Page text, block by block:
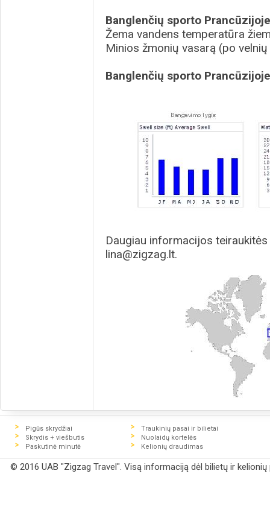
Banglenčių sporto
Žema vandens temperatūra
Minios žmonių vasarą (po
Banglenčių sporto
Daugiau informacijos
lina@zigzag.lt.
Pigūs skrydžiai
Skrydis + viešbutis
Paskutinė minutė
Traukinių pasai ir bilietai
Nuolaidų kortelės
Kelionių draudimas
© 2016 UAB "Zigzag Travel". Visą informaciją dėl bilietų ir